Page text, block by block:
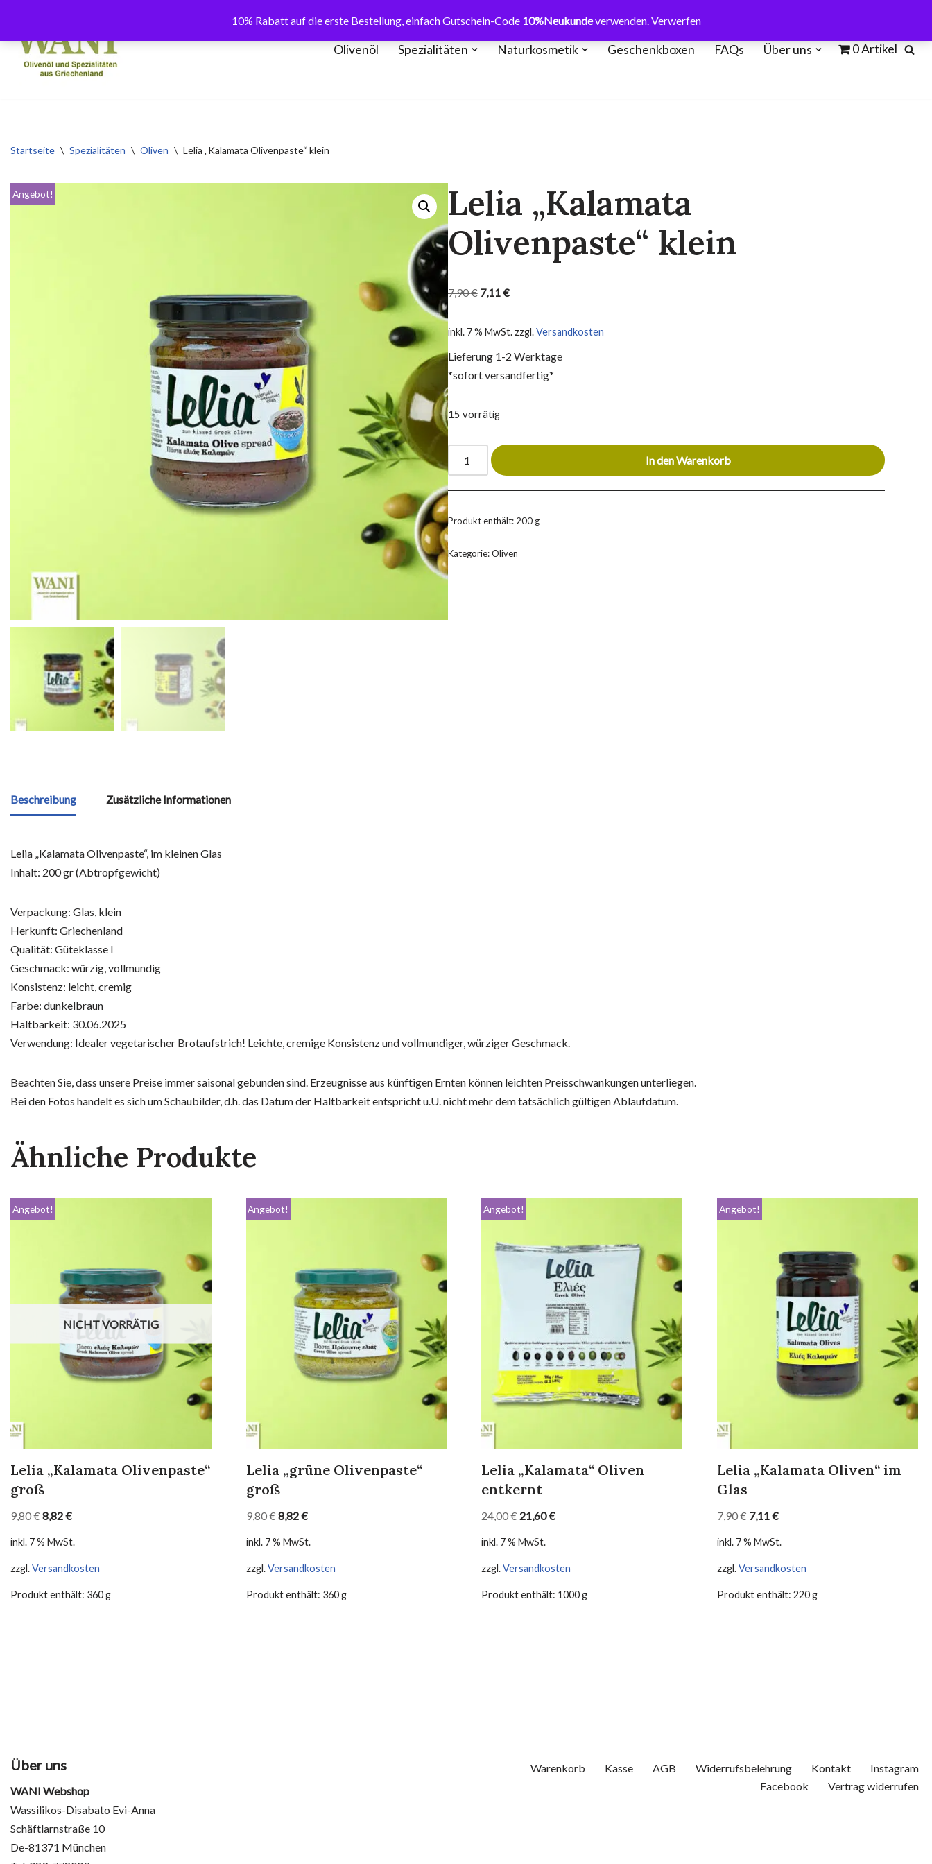
10% Rabatt auf die erste Bestellung, einfach Gutschein-Code 10%Neukundeverwenden.Verwerfen
Zum
Inhalt
springen
Olivenöl Spezialitäten Naturkosmetik Geschenkboxen FAQs Über uns 0 Artikel
Startseite \ Spezialitäten \ Oliven \ Lelia „Kalamata Olivenpaste“ klein
Angebot!
Lelia „Kalamata
Olivenpaste“ klein
7,90€ 7,11 €
inkl. 7 % MwSt. zzgl.Versandkosten
Lieferung 1-2 Werktage
*sofort versandfertig*
15 vorrätig
In den Warenkorb
Produkt enthält: 200 g
Kategorie:Oliven
Beschreibung Zusätzliche Informationen
Lelia „Kalamata Olivenpaste“, im kleinen Glas
Inhalt: 200 gr (Abtropfgewicht)
Verpackung: Glas, klein
Herkunft: Griechenland
Qualität: Güteklasse I
Geschmack: würzig, vollmundig
Konsistenz: leicht, cremig
Farbe: dunkelbraun
Haltbarkeit: 30.06.2025
Verwendung: Idealer vegetarischer Brotaufstrich! Leichte, cremige Konsistenz und vollmundiger, würziger Geschmack.
Beachten Sie, dass unsere Preise immer saisonal gebunden sind. Erzeugnisse aus künftigen Ernten können leichten Preisschwankungen unterliegen.
Bei den Fotos handelt es sich um Schaubilder, d.h. das Datum der Haltbarkeit entspricht u.U. nicht mehr dem tatsächlich gültigen Ablaufdatum.
Ähnliche Produkte
NICHT VORRÄTIG
Angebot!
Lelia „Kalamata Olivenpaste“
groß
9,80€8,82€
inkl. 7 % MwSt.
zzgl.Versandkosten
Produkt enthält: 360g
Angebot!
Lelia „grüne Olivenpaste“
groß
9,80€8,82€
inkl. 7 % MwSt.
zzgl.Versandkosten
Produkt enthält: 360g
Angebot!
Lelia „Kalamata“ Oliven
entkernt
24,00€21,60€
inkl. 7 % MwSt.
zzgl.Versandkosten
Produkt enthält: 1000g
Angebot!
Lelia „Kalamata Oliven“ im
Glas
7,90€ 7,11 €
inkl. 7 % MwSt.
zzgl.Versandkosten
Produkt enthält: 220g
Über uns
WANI Webshop
Wassilikos-Disabato Evi-Anna
Schäftlarnstraße 10
De-81371 München
Warenkorb Kasse AGB Widerrufsbelehrung Kontakt
Instagram
Facebook
Vertrag widerrufen